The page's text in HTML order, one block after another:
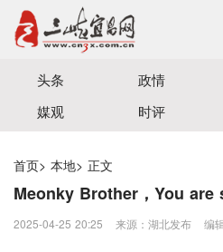
宜昌三峡融媒体中心主办
头条 政情
媒观
时评
首页> 本地> 正文
Meonky Brother，You are
2025-04-25 20:25 来源：湖北发布 编